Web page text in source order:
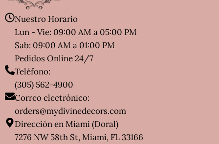
Nuestro Horario
Lun - Vie: 09:00 AM a 05:00 PM
Sab: 09:00 AM a 01:00 PM
Pedidos Online 24/7
Teléfono:
(305) 562-4900
Correo electrónico:
orders@mydivinedecors.com
Dirección en Miami (Doral)
7276 NW 58th St, Miami, FL 33166